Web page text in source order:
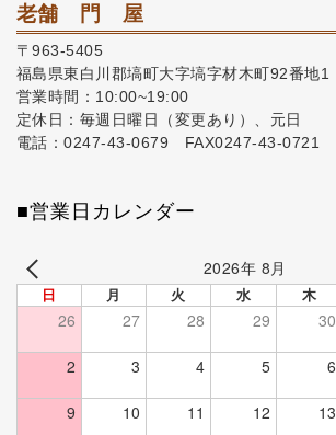
老舗 門 屋
〒963-5405
福島県東白川郡塙町大字塙字材木町92番地1
営業時間：10:00~19:00
定休日：毎週日曜日（変更あり）、元日
電話：0247-43-0679 FAX0247-43-0721
■営業日カレンダー
2026年 8月
日 月 火 水 木
26 27 28 29 30
2 3 4 5 6
9 10 11 12 13